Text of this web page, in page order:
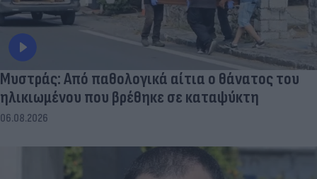
Μυστράς: Από παθολογικά αίτια ο θάνατος του
ηλικιωμένου που βρέθηκε σε καταψύκτη
06.08.2026